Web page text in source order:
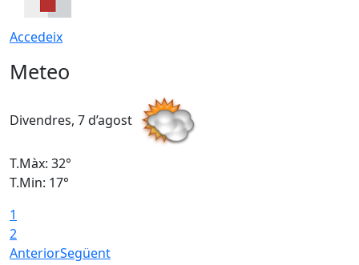
Accedeix
Meteo
Divendres, 7 d’agost
T.Màx: 32°
T.Min: 17°
1
2
AnteriorSegüent